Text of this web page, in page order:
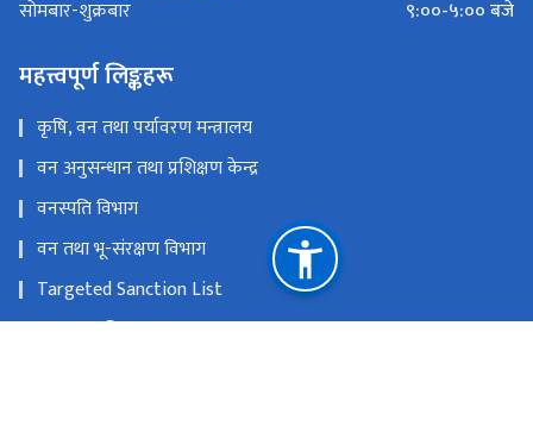
सोमबार-शुक्रबार ९:००-५:०० बजे
महत्त्वपूर्ण लिङ्कहरू
कृषि, वन तथा पर्यावरण मन्त्रालय
वन अनुसन्धान तथा प्रशिक्षण केन्द्र
वनस्पति विभाग
वन तथा भू-संरक्षण विभाग
Targeted Sanction List
वातावरण विभाग